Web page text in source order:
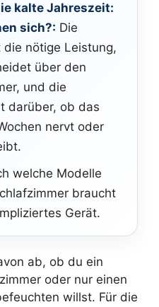
kalte Jahreszeit:
sich?: Die
die nötige Leistung,
über den
und die
darüber, ob das
nervt oder
welche Modelle
braucht
Gerät.
ab, ob du ein
oder nur einen
willst. Für die